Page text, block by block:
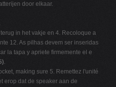
door elkaar.
in het vakje en 4. Recoloque a
12. As pilhas devem ser inseridas
la tapa y apriete firmemente el e
.
making sure 5. Remettez l'unité
erop dat de speaker aan de